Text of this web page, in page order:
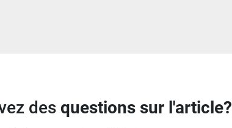
des questions sur l'article?